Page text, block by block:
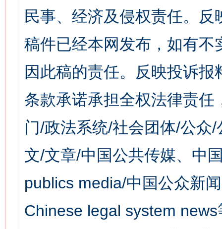
民事、经济及侵权责任。
稿件已经本网发布，如有
因此稿的责任。反映投诉
条款承诺承担全权法律责
门/政法系统/社会团体/公众
文/文章/中国公共传媒、中
publics media/中国公众新
Chinese legal system